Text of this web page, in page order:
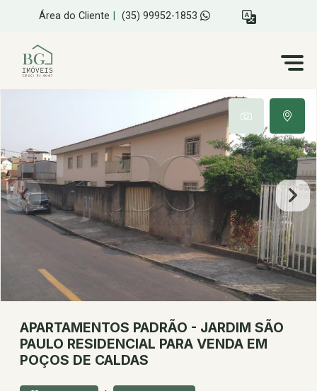
Área do Cliente (35) 99952-1853
APARTAMENTOS PADRÃO - JARDIM SÃO
PAULO RESIDENCIAL PARA VENDA EM
POÇOS DE CALDAS